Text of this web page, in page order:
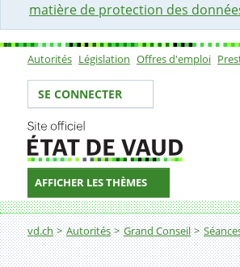
matière de protection des
Sous-navigation
Autorités Législation Offres d'emploi
Votre identité
SE CONNECTER
AFFICHER LES THÈMES
Fil d'Ariane
vd.ch Autorités Grand Conseil